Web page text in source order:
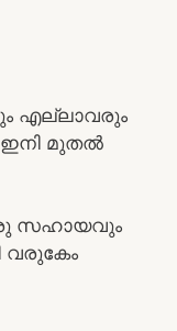
എല്ലാവരും
ഇനി മുതൽ
സഹായവും
വരുകേം